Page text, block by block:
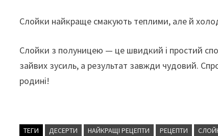
Слойки найкраще смакують теплими, але й
Слойки з полуницею — це швидкий і простий
зайвих зусиль, а результат завжди чудовий.
родині!
ТЕГИ ДЕСЕРТИ НАЙКРАЩІ РЕЦЕПТИ РЕЦЕПТИ